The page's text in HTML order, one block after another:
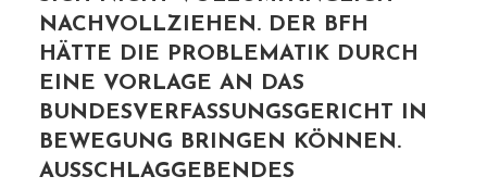
NACHVOLLZIEHEN. DER BFH
HÄTTE DIE PROBLEMATIK DURCH
EINE VORLAGE AN DAS
BUNDESVERFASSUNGSGERICHT IN
BEWEGUNG BRINGEN KÖNNEN.
AUSSCHLAGGEBENDES